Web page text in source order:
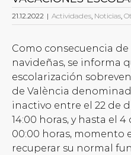
21.12.2022 | Actividades, Noticias,
Como consecuencia de
navideñas, se informa
escolarización
de València
inactivo entre el 22 de
14:00 horas, y hasta el
00:00 horas, momento
recuperar su normal